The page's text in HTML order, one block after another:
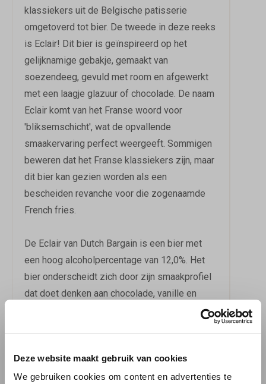
Deze website maakt gebruik van cookies
We gebruiken cookies om content en advertenties te
klassiekers uit de Belgische patisserie
omgetoverd tot bier. De tweede in deze reeks
is Eclair! Dit bier is geïnspireerd op het
gelijknamige gebakje, gemaakt van
soezendeeg, gevuld met room en afgewerkt
met een laagje glazuur of chocolade. De naam
Eclair komt van het Franse woord voor
'bliksemschicht', wat de opvallende
smaakervaring perfect weergeeft. Sommigen
beweren dat het Franse klassiekers zijn, maar
dit bier kan gezien worden als een
bescheiden revanche voor die zogenaamde
French fries.
De Eclair van Dutch Bargain is een bier met
een hoog alcoholpercentage van 12,0%. Het
bier onderscheidt zich door zijn smaakprofiel
dat doet denken aan chocolade, vanille en
toffee. Deze smaakcombinatie maakt het bier
zoete desserts. De rijke en decadente
smaken van de Eclair vullen deze gerechten